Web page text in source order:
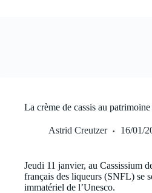
La crème de cassis au
Astrid Creutzer 16/01/
Jeudi 11 janvier, au Cassissium
français des liqueurs (SNFL) se
immatériel de l’Unesco.